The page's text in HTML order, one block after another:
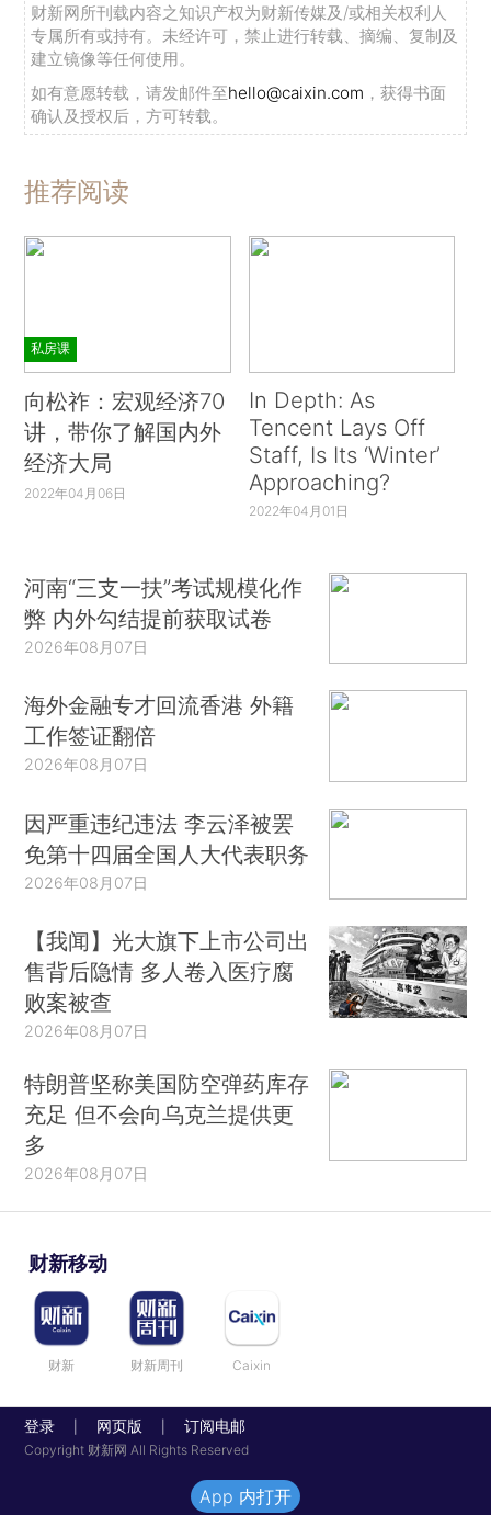
财新网所刊载内容之知识产权为财新传媒及/或相关权利人
专属所有或持有。未经许可，禁止进行转载、摘编、复制及
建立镜像等任何使用。
如有意愿转载，请发邮件至hello@caixin.com ，获得书面
确认及授权后，方可转载。
推荐阅读
私房课
向松祚：宏观经济70
讲，带你了解国内外
经济大局
2022年04月06日
In Depth: As
Tencent Lays Off
Staff, Is Its ‘Winter’
Approaching?
2022年04月01日
河南“三支一扶”考试规模化作
弊 内外勾结提前获取试卷
2026年08月07日
海外金融专才回流香港 外籍
工作签证翻倍
2026年08月07日
因严重违纪违法 李云泽被罢
免第十四届全国人大代表职务
2026年08月07日
【我闻】光大旗下上市公司出
售背后隐情 多人卷入医疗腐
败案被查
2026年08月07日
特朗普坚称美国防空弹药库存
充足 但不会向乌克兰提供更
多
2026年08月07日
财新移动
财新 财新周刊 Caixin
登录 网页版 订阅电邮
Copyright 财新网 All Rights Reserved
App 内打开